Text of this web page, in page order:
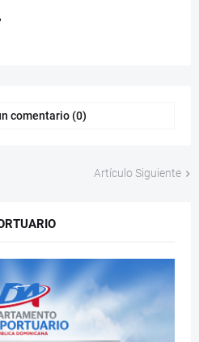
comentario (0)
Artículo Siguiente